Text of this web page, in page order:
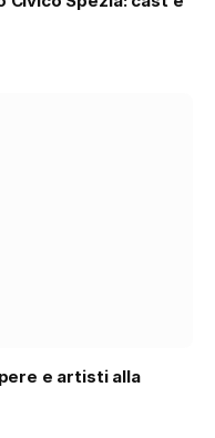
e artisti alla